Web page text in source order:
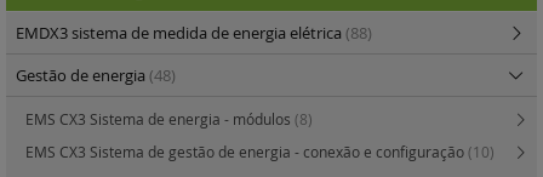
EMDX3 sistema de medida de energia elétrica (88)
Gestão de energia (48)
EMS CX3 Sistema de energia - módulos (8)
EMS CX3 Sistema de gestão de energia - conexão e configuração(10)